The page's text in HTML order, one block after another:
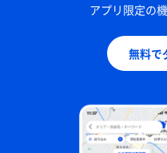
アプリ限定の
無料で